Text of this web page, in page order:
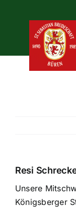
Bruderschaft
Resi
Unsere
Königsberger